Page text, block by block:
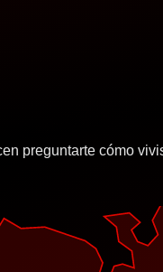
preguntarte cómo